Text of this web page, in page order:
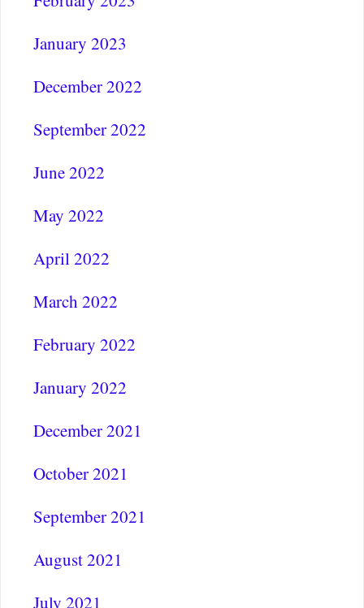
January 2023
December 2022
September 2022
June 2022
May 2022
April 2022
March 2022
February 2022
January 2022
December 2021
October 2021
September 2021
August 2021
July 2021